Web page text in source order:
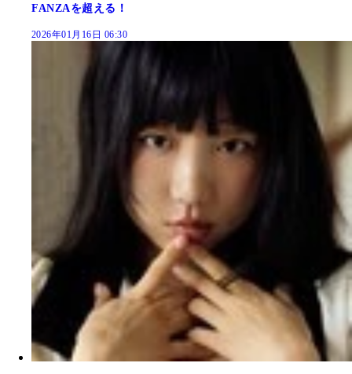
FANZAを超える！
2026年01月16日 06:30